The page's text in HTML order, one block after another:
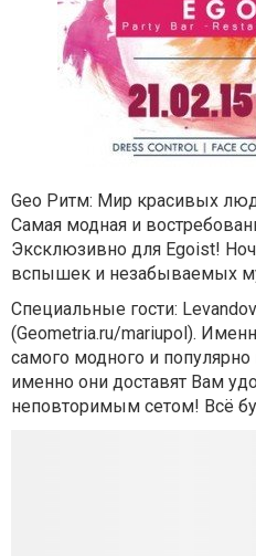
Gео Ритм: Мир красивых
Самая модная и
Эксклюзивно для Egoist!
вспышек и незабываемых
Специальные гости:
(Geometria.ru/mariupol).
самого модного и популярно
именно они доставят Вам
неповторимым сетом! Всё